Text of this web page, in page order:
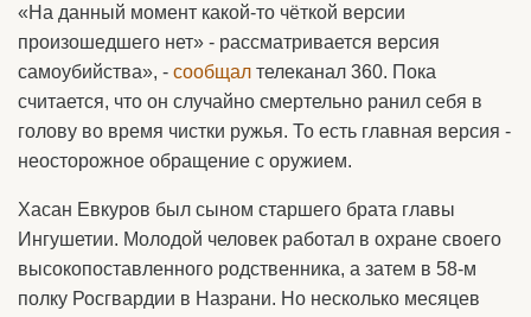
«На данный момент какой-то чёткой версии
произошедшего нет» - рассматривается версия
самоубийства», - сообщал телеканал 360. Пока
считается, что он случайно смертельно ранил себя в
голову во время чистки ружья. То есть главная версия -
неосторожное обращение с оружием.
Хасан Евкуров был сыном старшего брата главы
Ингушетии. Молодой человек работал в охране своего
высокопоставленного родственника, а затем в 58-м
полку Росгвардии в Назрани. Но несколько месяцев